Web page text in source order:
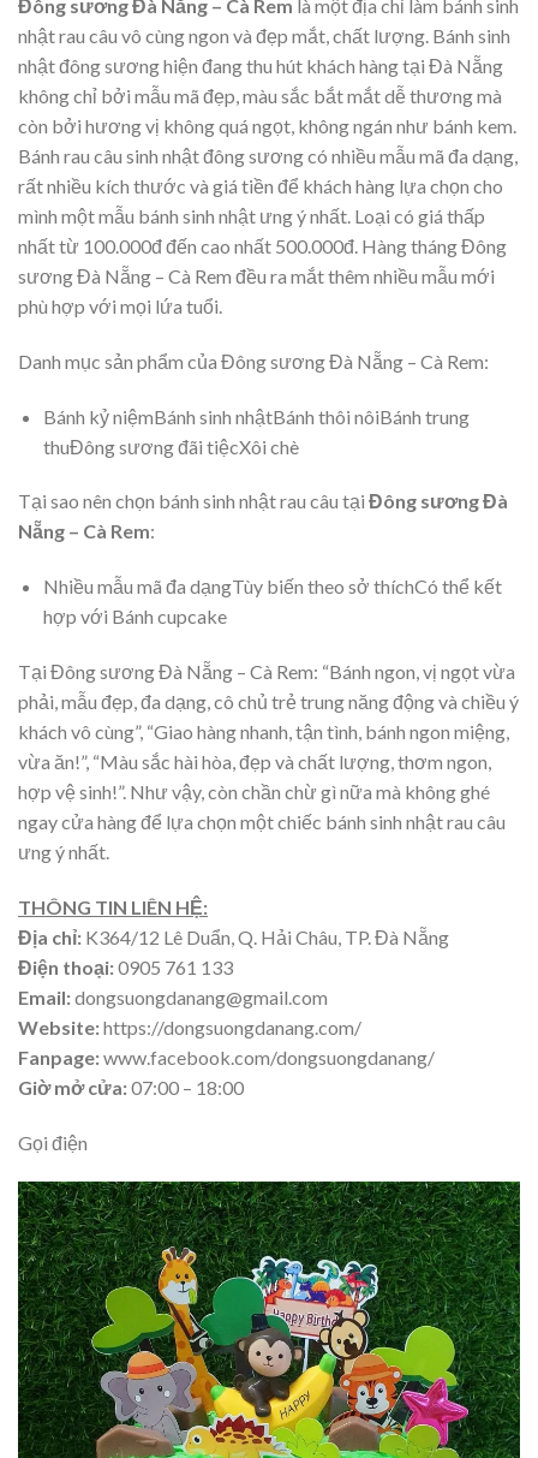
Đông sương Đà Nẵng – Cà Rem là một địa chỉ làm bánh sinh
nhật rau câu vô cùng ngon và đẹp mắt, chất lượng. Bánh sinh
nhật đông sương hiện đang thu hút khách hàng tại Đà Nẵng
không chỉ bởi mẫu mã đẹp, màu sắc bắt mắt dễ thương mà
còn bởi hương vị không quá ngọt, không ngán như bánh kem.
Bánh rau câu sinh nhật đông sương có nhiều mẫu mã đa dạng,
rất nhiều kích thước và giá tiền để khách hàng lựa chọn cho
mình một mẫu bánh sinh nhật ưng ý nhất. Loại có giá thấp
nhất từ 100.000đ đến cao nhất 500.000đ. Hàng tháng Đông
sương Đà Nẵng – Cà Rem đều ra mắt thêm nhiều mẫu mới
phù hợp với mọi lứa tuổi.
Danh mục sản phẩm của Đông sương Đà Nẵng – Cà Rem:
Bánh kỷ niệmBánh sinh nhậtBánh thôi nôiBánh trung
thuĐông sương đãi tiệcXôi chè
Tại sao nên chọn bánh sinh nhật rau câu tại Đông sương Đà
Nẵng – Cà Rem:
Nhiều mẫu mã đa dạngTùy biến theo sở thíchCó thể kết
hợp với Bánh cupcake
Tại Đông sương Đà Nẵng – Cà Rem: “Bánh ngon, vị ngọt vừa
phải, mẫu đẹp, đa dạng, cô chủ trẻ trung năng động và chiều ý
khách vô cùng”, “Giao hàng nhanh, tận tình, bánh ngon miệng,
vừa ăn!”, “Màu sắc hài hòa, đẹp và chất lượng, thơm ngon,
hợp vệ sinh!”. Như vậy, còn chần chừ gì nữa mà không ghé
ngay cửa hàng để lựa chọn một chiếc bánh sinh nhật rau câu
ưng ý nhất.
THÔNG TIN LIÊN HỆ:
Địa chỉ: K364/12 Lê Duẩn, Q. Hải Châu, TP. Đà Nẵng
Điện thoại:0905 761 133
Email:dongsuongdanang@gmail.com
Website:https://dongsuongdanang.com/
Fanpage:www.facebook.com/dongsuongdanang/
Giờ mở cửa:07:00 – 18:00
Gọi điện